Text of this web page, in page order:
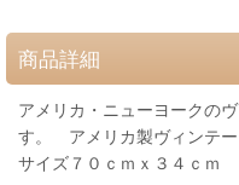
商品詳細
アメリカ・ニューヨークの
す。 アメリカ製ヴィンテ
サイズ７０ｃｍｘ３４ｃｍ